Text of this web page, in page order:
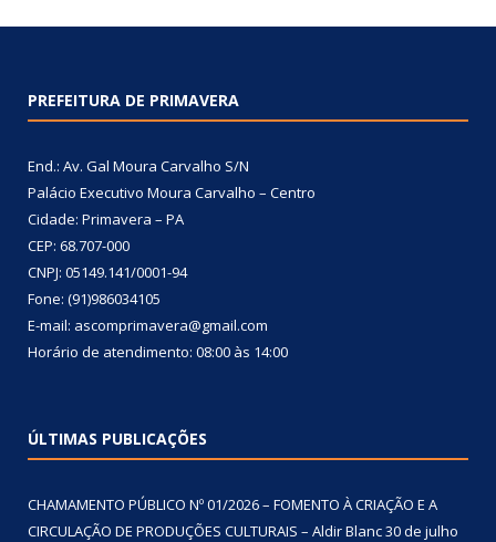
PREFEITURA DE PRIMAVERA
End.: Av. Gal Moura Carvalho S/N
Palácio Executivo Moura Carvalho – Centro
Cidade: Primavera – PA
CEP: 68.707-000
CNPJ: 05149.141/0001-94
Fone: (91)986034105
E-mail: ascomprimavera@gmail.com
Horário de atendimento: 08:00 às 14:00
ÚLTIMAS PUBLICAÇÕES
CHAMAMENTO PÚBLICO Nº 01/2026 – FOMENTO À CRIAÇÃO E A
CIRCULAÇÃO DE PRODUÇÕES CULTURAIS – Aldir Blanc30 de julho